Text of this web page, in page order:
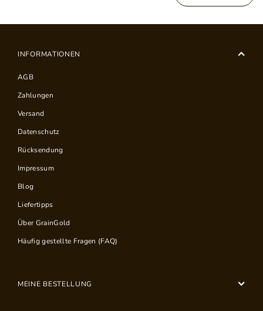
INFORMATIONEN
AGB
Zahlungen
Versand
Datenschutz
Rücksendung
Impressum
Blog
Liefertipps
Über GrainGold
Häufig gestellte Fragen (FAQ)
MEINE BESTELLUNG